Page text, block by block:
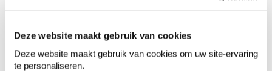
Deze website maakt gebruik van cookies
Deze website maakt gebruik van cookies om uw site-ervaring
te personaliseren.